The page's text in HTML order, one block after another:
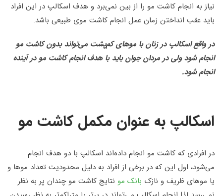
نیاز به انجام کاشت مو را از بین نمی‌برد و هدف اسکالپ در این افراد
باید عقب انداختن زمان عمل انجام کاشت موی طبیعی باشد.
در واقع اسکالپ در زنان با موهای کم‌پشت می‌تواند بدون کاشت مو
انجام شود ولی در مردان جوان باید با هدف انجام کاشت مو در آینده
انجام شود.
اسکالپ به عنوان مکمل کاشت مو
در افرادی که کاشت مو انجام داده‌اند اسکالپ با دو هدف انجام
می‌شود، اول این که در برخی از افراد به دلیل محدودیت تعداد موها و
یا موهای ظریف و نازک بانک مو نتایج کاشت مو چندان پر به نظر